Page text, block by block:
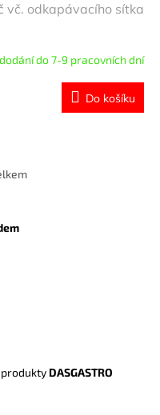
vč. odkapávacího sítka
do 7-9 pracovních dní
Do košíku
produkty DASGASTRO